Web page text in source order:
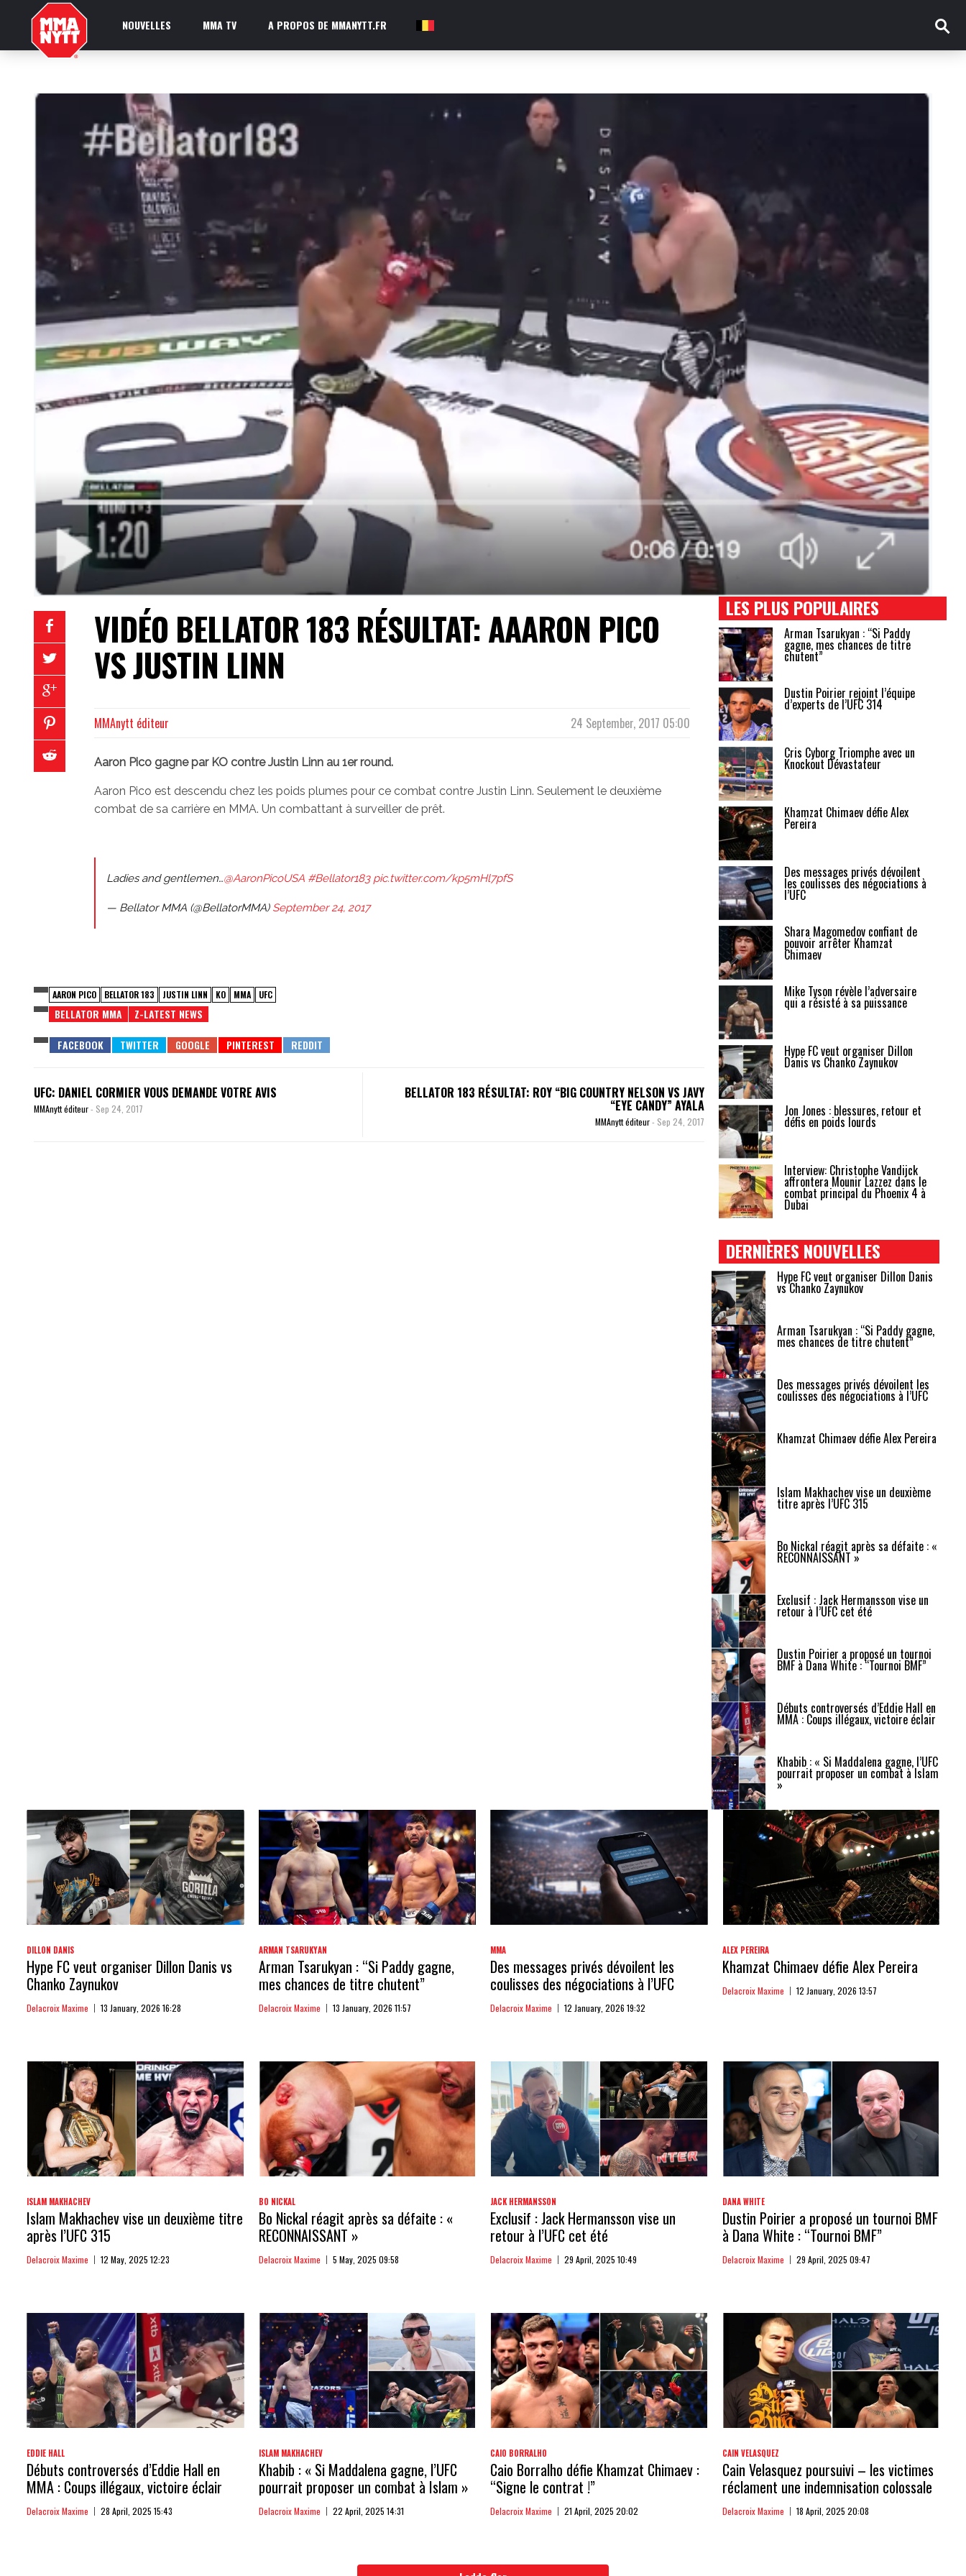
NOUVELLES MMA TV A PROPOS DE MMANYTT.FR FR
VIDÉO BELLATOR 183 RÉSULTAT: AAARON PICO
VS JUSTIN LINN
24 September, 2017 05:00
MMAnytt éditeur
Aaron Pico gagne par KO contre Justin Linn au 1er round.
Aaron Pico est descendu chez les poids plumes pour ce combat contre Justin Linn. Seulement le deuxième
combat de sa carrière en MMA. Un combattant à surveiller de prêt.
Ladies and gentlemen…@AaronPicoUSA #Bellator183 pic.twitter.com/kp5mHl7pfS
— Bellator MMA (@BellatorMMA) September 24, 2017
AARON PICO BELLATOR 183 JUSTIN LINN KO MMA UFC
BELLATOR MMA Z-LATEST NEWS
UFC: DANIEL CORMIER VOUS DEMANDE VOTRE AVIS
MMAnytt éditeur- Sep 24, 2017
BELLATOR 183 RÉSULTAT: ROY “BIG COUNTRY NELSON VS JAVY
“EYE CANDY” AYALA
MMAnytt éditeur- Sep 24, 2017
LES PLUS POPULAIRES
Arman Tsarukyan : “Si Paddy
gagne, mes chances de titre
chutent”
Dustin Poirier rejoint l’équipe
d’experts de l’UFC 314
Cris Cyborg Triomphe avec un
Knockout Dévastateur
Khamzat Chimaev défie Alex
Pereira
Des messages privés dévoilent
les coulisses des négociations à
l’UFC
Shara Magomedov confiant de
pouvoir arrêter Khamzat
Chimaev
Mike Tyson révèle l’adversaire
qui a résisté à sa puissance
Hype FC veut organiser Dillon
Danis vs Chanko Zaynukov
Jon Jones : blessures, retour et
défis en poids lourds
Interview: Christophe Vandijck
affrontera Mounir Lazzez dans le
combat principal du Phoenix 4 à
Dubai
DERNIÈRES NOUVELLES
Hype FC veut organiser Dillon Danis
vs Chanko Zaynukov
Arman Tsarukyan : “Si Paddy gagne,
mes chances de titre chutent”
Des messages privés dévoilent les
coulisses des négociations à l’UFC
Khamzat Chimaev défie Alex Pereira
Islam Makhachev vise un deuxième
titre après l’UFC 315
Bo Nickal réagit après sa défaite : «
RECONNAISSANT »
Exclusif : Jack Hermansson vise un
retour à l’UFC cet été
Dustin Poirier a proposé un tournoi
BMF à Dana White : “Tournoi BMF”
Débuts controversés d’Eddie Hall en
MMA : Coups illégaux, victoire éclair
Khabib : « Si Maddalena gagne, l’UFC
pourrait proposer un combat à Islam
»
DILLON DANIS
Hype FC veut organiser Dillon Danis vs
Chanko Zaynukov
Delacroix Maxime 13 January, 2026 16:28
ARMAN TSARUKYAN
Arman Tsarukyan : “Si Paddy gagne,
mes chances de titre chutent”
Delacroix Maxime 13 January, 2026 11:57
MMA
Des messages privés dévoilent les
coulisses des négociations à l’UFC
Delacroix Maxime 12 January, 2026 19:32
ALEX PEREIRA
Khamzat Chimaev défie Alex Pereira
Delacroix Maxime 12 January, 2026 13:57
ISLAM MAKHACHEV
Islam Makhachev vise un deuxième titre
après l’UFC 315
Delacroix Maxime 12 May, 2025 12:23
BO NICKAL
Bo Nickal réagit après sa défaite : «
RECONNAISSANT »
Delacroix Maxime 5 May, 2025 09:58
JACK HERMANSSON
Exclusif : Jack Hermansson vise un
retour à l’UFC cet été
Delacroix Maxime 29 April, 2025 10:49
DANA WHITE
Dustin Poirier a proposé un tournoi BMF
à Dana White : “Tournoi BMF”
Delacroix Maxime 29 April, 2025 09:47
EDDIE HALL
Débuts controversés d’Eddie Hall en
MMA : Coups illégaux, victoire éclair
Delacroix Maxime 28 April, 2025 15:43
ISLAM MAKHACHEV
Khabib : « Si Maddalena gagne, l’UFC
pourrait proposer un combat à Islam »
Delacroix Maxime 22 April, 2025 14:31
CAIO BORRALHO
Caio Borralho défie Khamzat Chimaev :
“Signe le contrat !”
Delacroix Maxime 21 April, 2025 20:02
CAIN VELASQUEZ
Cain Velasquez poursuivi – les victimes
réclament une indemnisation colossale
Delacroix Maxime 18 April, 2025 20:08